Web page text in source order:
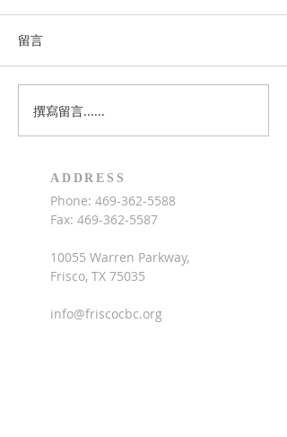
本教會今年要慶祝成立20週年
以分享，請點擊此處上傳照
片，讓我一起來數算神的恩
典。
留言
撰寫留言......
ADDRESS
Phone: 469-362-5588
Fax: 469-362-5587
10055 Warren Parkway,
Frisco, TX 75035
info@friscocbc.org